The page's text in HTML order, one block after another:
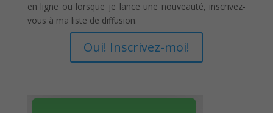
en ligne ou lorsque je lance une nouveauté, inscrivez-
vous à ma liste de diffusion.
Oui! Inscrivez-moi!